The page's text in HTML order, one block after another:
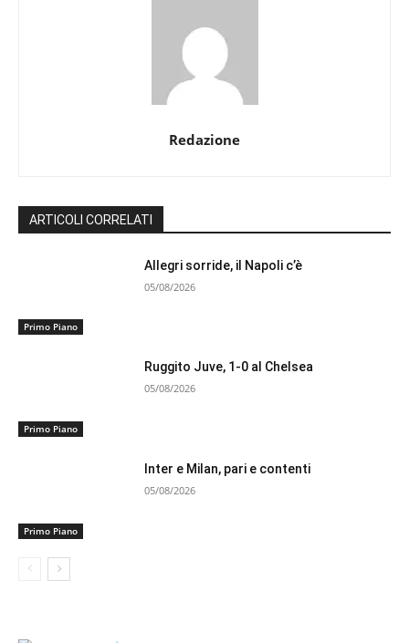
Redazione
ARTICOLI CORRELATI
Primo Piano
Allegri sorride, il Napoli c’è
05/08/2026
Primo Piano
Ruggito Juve, 1-0 al Chelsea
05/08/2026
Primo Piano
Inter e Milan, pari e contenti
05/08/2026